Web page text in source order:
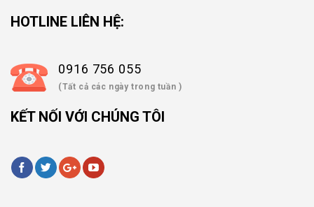
HOTLINE LIÊN HỆ:
0916 756 055
(Tất cả các ngày trong tuần )
KẾT NỐI VỚI CHÚNG TÔI